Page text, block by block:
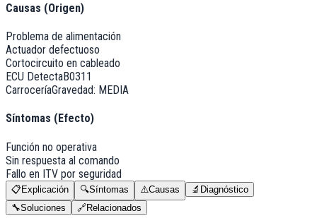
Causas (Origen)
Problema de alimentación
Actuador defectuoso
Cortocircuito en cableado
ECU DetectaB0311
CarroceríaGravedad: MEDIA
Síntomas (Efecto)
Función no operativa
Sin respuesta al comando
Fallo en ITV por seguridad
📋 Explicación 🔍Síntomas ⚠️Causas 🔬 Diagnóstico
🔧Soluciones 🔗Relacionados